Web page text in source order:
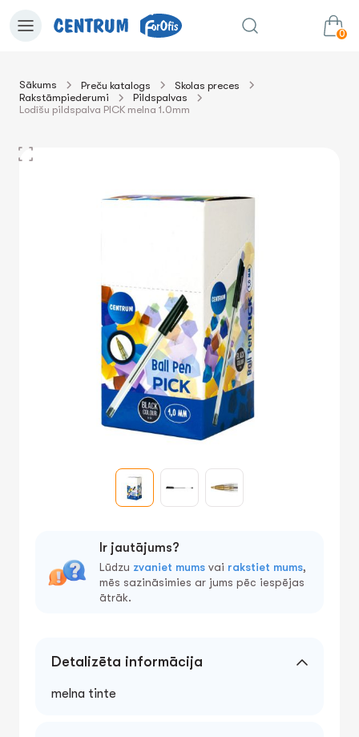
0
uz grozu
Sākums Preču katalogs
Skolas preces
Rakstāmpiederumi
Pildspalvas
Lodīšu pildspalva PICK melna 1.0mm
Ir jautājums?
Lūdzu zvaniet mums vai rakstiet mums,
mēs sazināsimies ar jums pēc iespējas
ātrāk.
Detalizēta informācija
melna tinte